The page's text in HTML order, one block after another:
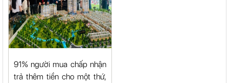
91% người mua chấp nhận
trả thêm tiền cho một thứ,